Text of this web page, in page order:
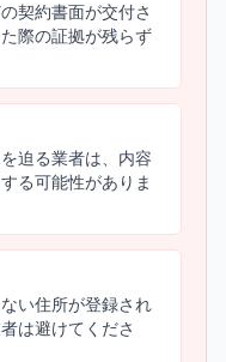
契約書面が交付さ
際の証拠が残らず
迫る業者は、内容
る可能性がありま
い住所が登録され
は避けてくださ